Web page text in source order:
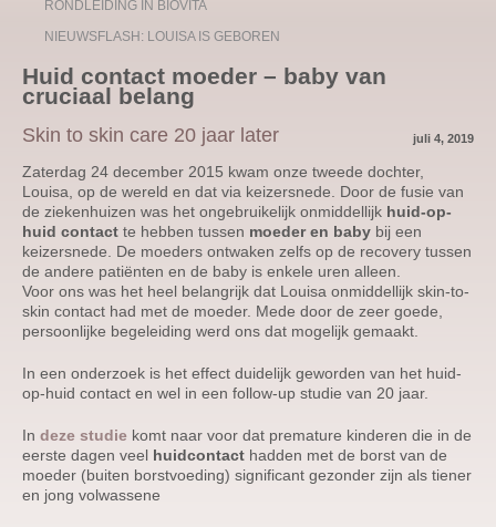
RONDLEIDING IN BIOVITA
NIEUWSFLASH: LOUISA IS GEBOREN
Huid contact moeder – baby van
cruciaal belang
juli 4, 2019
Skin to skin care 20 jaar later
Zaterdag 24 december 2015 kwam onze tweede dochter,
Louisa, op de wereld en dat via keizersnede. Door de fusie van
de ziekenhuizen was het ongebruikelijk onmiddellijk huid-op-
huid contact te hebben tussen moeder en baby bij een
keizersnede. De moeders ontwaken zelfs op de recovery tussen
de andere patiënten en de baby is enkele uren alleen.
Voor ons was het heel belangrijk dat Louisa onmiddellijk skin-to-
skin contact had met de moeder. Mede door de zeer goede,
persoonlijke begeleiding werd ons dat mogelijk gemaakt.
In een onderzoek is het effect duidelijk geworden van het huid-
op-huid contact en wel in een follow-up studie van 20 jaar.
In deze studie komt naar voor dat premature kinderen die in de
eerste dagen veel huidcontact hadden met de borst van de
moeder (buiten borstvoeding) significant gezonder zijn als tiener
en jong volwassene